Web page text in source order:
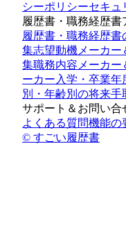
シーポリシーセキュ
履歴書・職務経歴書
履歴書・職務経歴書
集志望動機メーカー
集職務内容メーカー
ーカー入学・卒業年
別・年齢別の将来手
サポート＆お問い合
よくある質問機能の
© すごい履歴書